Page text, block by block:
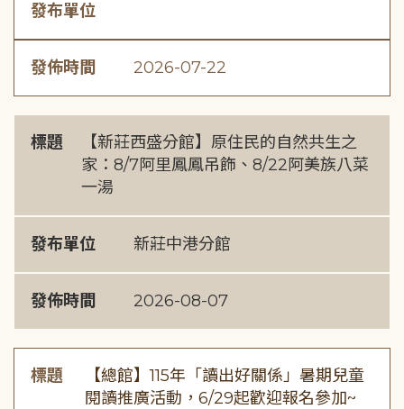
發布單位
發佈時間 2026-07-22
標題
【新莊西盛分館】原住民的自然共生之
家：8/7阿里鳳鳳吊飾、8/22阿美族八菜
一湯
發布單位 新莊中港分館
發佈時間 2026-08-07
標題
【總館】115年「讀出好關係」暑期兒童
閱讀推廣活動，6/29起歡迎報名參加~